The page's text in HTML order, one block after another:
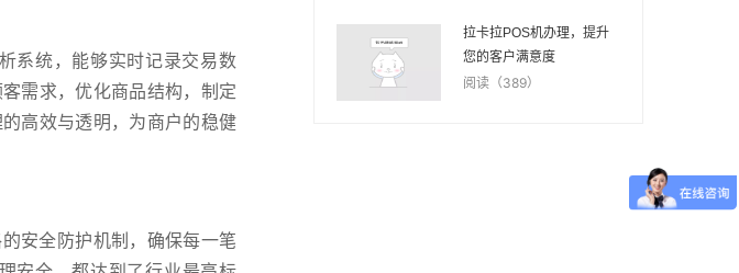
系统，能够实时记录交易数
需求，优化商品结构，制定
高效与透明，为商户的稳健
安全防护机制，确保每一笔
拉卡拉POS机办理，提升
您的客户满意度
阅读（389）